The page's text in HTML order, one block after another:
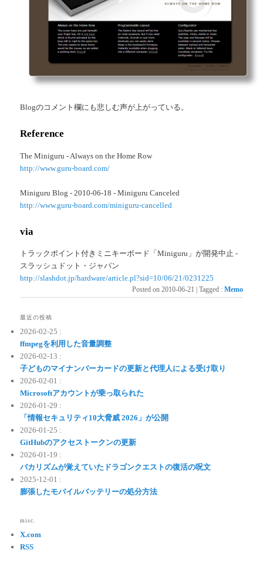
Blogのコメント欄にも悲しむ声が上がっている。
Reference
The Miniguru - Always on the Home Row
http://www.guru-board.com/
Miniguru Blog - 2010-06-18 - Miniguru Canceled
http://www.guru-board.com/miniguru-cancelled
via
トラックポイント付きミニキーボード「Miniguru」が開発中止 -
スラッシュドット・ジャパン
http://slashdot.jp/hardware/article.pl?sid=10/06/21/0231225
Posted on 2010-06-21 Tagged : Memo
最近の投稿
2026-02-25 :
ffmpegを利用した音量調整
2026-02-13 :
子どものマイナンバーカードの更新と代理人による受け取り
2026-02-01 :
Microsoftアカウントが乗っ取られた
2026-01-29 :
「情報セキュリティ10大脅威 2026」が公開
2026-01-25 :
GitHubのアクセストークンの更新
2026-01-19 :
バカリズムが覚えていたドラゴンクエストの復活の呪文
2025-12-01 :
膨張したモバイルバッテリーの処分方法
misc.
X.com
RSS